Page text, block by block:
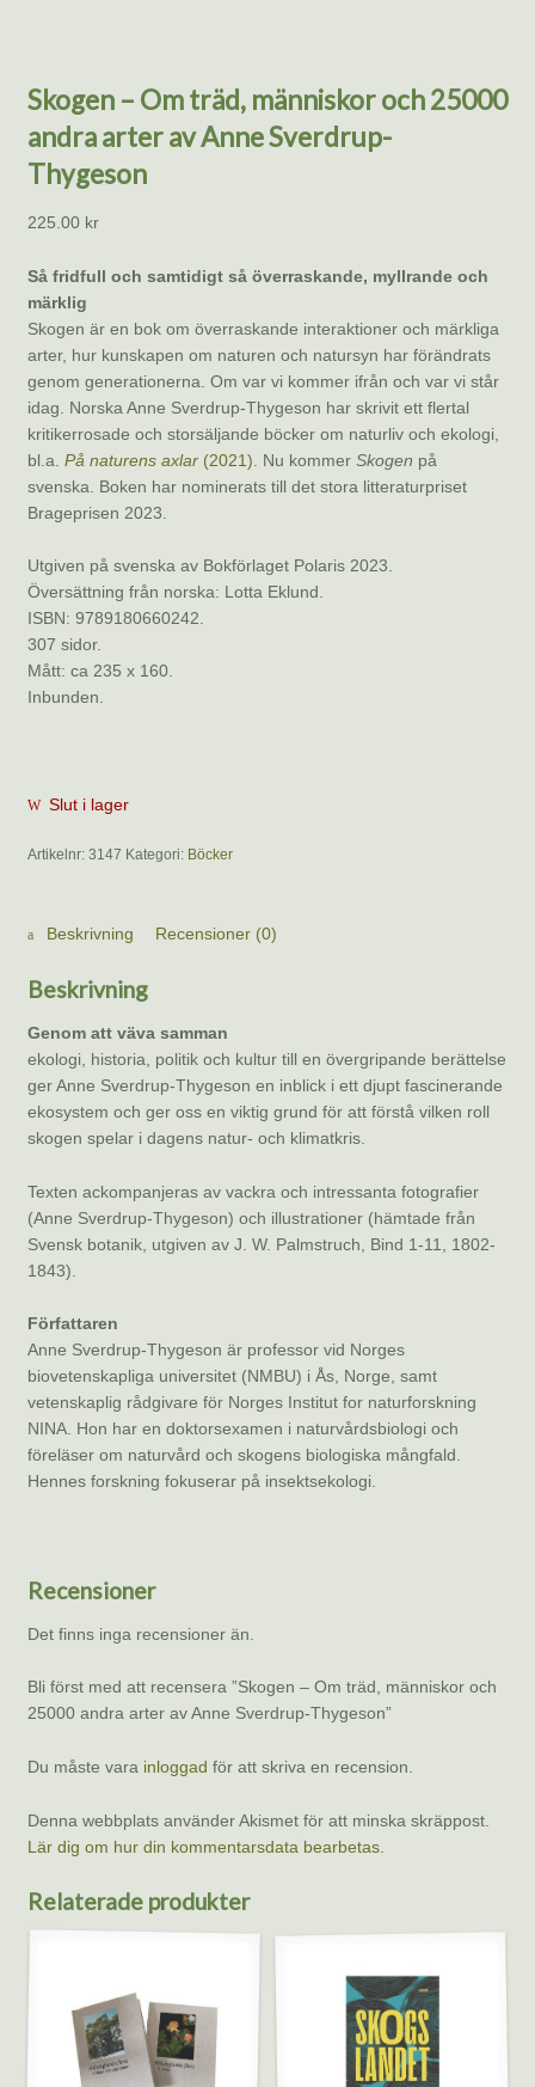
Skogen – Om träd, människor och 25000
andra arter av Anne Sverdrup-
Thygeson
225.00 kr
Så fridfull och samtidigt så överraskande, myllrande och
märklig
Skogen är en bok om överraskande interaktioner och märkliga
arter, hur kunskapen om naturen och natursyn har förändrats
genom generationerna. Om var vi kommer ifrån och var vi står
idag. Norska Anne Sverdrup-Thygeson har skrivit ett flertal
kritikerrosade och storsäljande böcker om naturliv och ekologi,
bl.a. På naturens axlar(2021) . Nu kommer Skogen på
svenska. Boken har nominerats till det stora litteraturpriset
Brageprisen 2023.
Utgiven på svenska av Bokförlaget Polaris 2023.
Översättning från norska: Lotta Eklund.
ISBN: 9789180660242.
307 sidor.
Mått: ca 235 x 160.
Inbunden.
Slut i lager
Artikelnr: 3147 Kategori: Böcker
Beskrivning Recensioner (0)
Beskrivning
Genom att väva samman
ekologi, historia, politik och kultur till en övergripande berättelse
ger Anne Sverdrup-Thygeson en inblick i ett djupt fascinerande
ekosystem och ger oss en viktig grund för att förstå vilken roll
skogen spelar i dagens natur- och klimatkris.
Texten ackompanjeras av vackra och intressanta fotografier
(Anne Sverdrup-Thygeson) och illustrationer (hämtade från
Svensk botanik, utgiven av J. W. Palmstruch, Bind 1-11, 1802-
1843).
Författaren
Anne Sverdrup-Thygeson är professor vid Norges
biovetenskapliga universitet (NMBU) i Ås, Norge, samt
vetenskaplig rådgivare för Norges Institut for naturforskning
NINA. Hon har en doktorsexamen i naturvårdsbiologi och
föreläser om naturvård och skogens biologiska mångfald.
Hennes forskning fokuserar på insektsekologi.
Recensioner
Det finns inga recensioner än.
Bli först med att recensera ”Skogen – Om träd, människor och
25000 andra arter av Anne Sverdrup-Thygeson”
Du måste vara inloggad för att skriva en recension.
Denna webbplats använder Akismet för att minska skräppost.
Lär dig om hur din kommentarsdata bearbetas.
Relaterade produkter